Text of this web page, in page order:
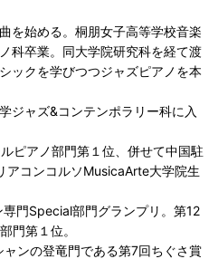
を始める。桐朋女子高等学校音楽
科卒業。同大学院研究科を経て渡
ックを学びつつジャズピアノを本
ジャズ&コンテンポラリー科に入
ピアノ部門第１位、併せて中国駐
アコンコルソMusicaArte大学院生
門Special部門グランプリ。第12
門第１位。
ンの登竜門である第7回ちぐさ賞